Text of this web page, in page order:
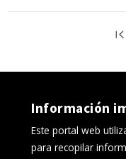
Ir
Información
Este portal web
para recopilar